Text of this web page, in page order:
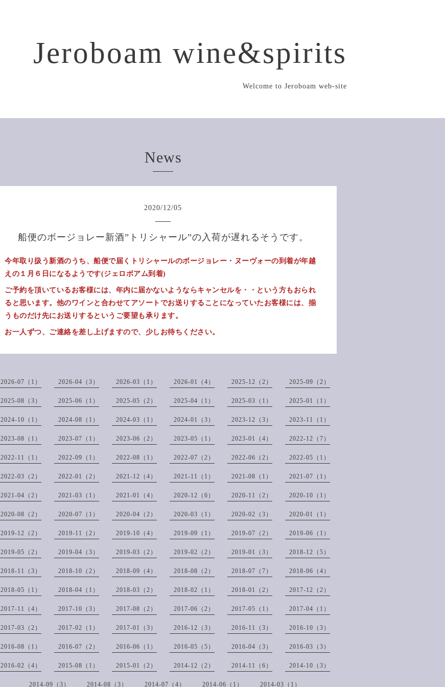
Jeroboam wine&spirits
Welcome to Jeroboam web-site
News
2020/12/05
船便のボージョレー新酒”トリシャール”の入荷が遅れるそうです。
今年取り扱う新酒のうち、船便で届くトリシャールのボージョレー・ヌーヴォーの到着が年越
えの１月６日になるようです(ジェロボアム到着)
ご予約を頂いているお客様には、 年内に届かないようならキャンセルを・・という方もおられ
ると思います。他のワインと合わせてアソートでお送りすることになっていたお客様には、揃
うものだけ先にお送りするというご要望も承ります。
お一人ずつ、ご連絡を差し上げますので、少しお待ちください。
2026-07（1） 2026-04（3） 2026-03（1） 2026-01（4） 2025-12（2） 2025-09（2）
2025-08（3） 2025-06（1） 2025-05（2） 2025-04（1） 2025-03（1） 2025-01（1）
2024-10（1） 2024-08（1） 2024-03（1） 2024-01（3） 2023-12（3） 2023-11（1）
2023-08（1） 2023-07（1） 2023-06（2） 2023-05（1） 2023-01（4） 2022-12（7）
2022-11（1） 2022-09（1） 2022-08（1） 2022-07（2） 2022-06（2） 2022-05（1）
2022-03（2） 2022-01（2） 2021-12（4） 2021-11（1） 2021-08（1） 2021-07（1）
2021-04（2） 2021-03（1） 2021-01（4） 2020-12（6） 2020-11（2） 2020-10（1）
2020-08（2） 2020-07（1） 2020-04（2） 2020-03（1） 2020-02（3） 2020-01（1）
2019-12（2） 2019-11（2） 2019-10（4） 2019-09（1） 2019-07（2） 2019-06（1）
2019-05（2） 2019-04（3） 2019-03（2） 2019-02（2） 2019-01（3） 2018-12（5）
2018-11（3） 2018-10（2） 2018-09（4） 2018-08（2） 2018-07（7） 2018-06（4）
2018-05（1） 2018-04（1） 2018-03（2） 2018-02（1） 2018-01（2） 2017-12（2）
2017-11（4） 2017-10（3） 2017-08（2） 2017-06（2） 2017-05（1） 2017-04（1）
2017-03（2） 2017-02（1） 2017-01（3） 2016-12（3） 2016-11（3） 2016-10（3）
2016-08（1） 2016-07（2） 2016-06（1） 2016-05（5） 2016-04（3） 2016-03（3）
2016-02（4） 2015-08（1） 2015-01（2） 2014-12（2） 2014-11（6） 2014-10（3）
2014-09（3） 2014-08（3） 2014-07（4） 2014-06（1） 2014-03（1）